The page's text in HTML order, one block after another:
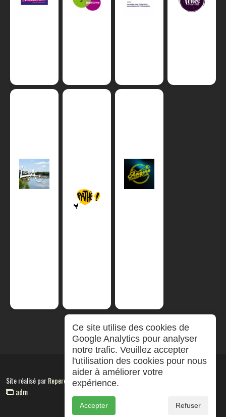
Site réalisé parRepereCom
adm
Ce site utilise des cookies de
Google Analytics pour analyser
notre trafic. Veuillez accepter
l'utilisation des cookies pour nous
aider à améliorer votre
expérience.
Accepter Refuser